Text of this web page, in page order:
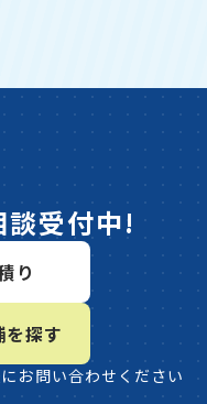
受付中!
り
探す
お問い合わせください